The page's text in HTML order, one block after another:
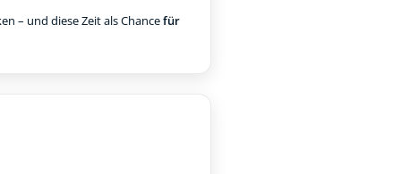
– und diese Zeit als Chancefür